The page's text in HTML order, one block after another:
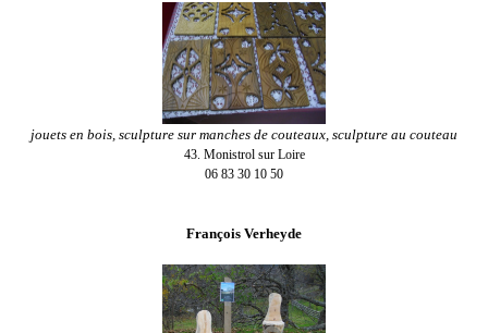
jouets en bois, sculpture sur manches de couteaux, sculpture au couteau
43. Monistrol sur Loire
06 83 30 10 50
François Verheyde